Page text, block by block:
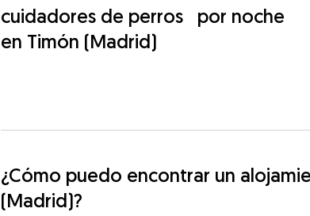
cuidadores de perros
en Timón (Madrid)
por noche
¿Cómo puedo encontrar un
(Madrid)?